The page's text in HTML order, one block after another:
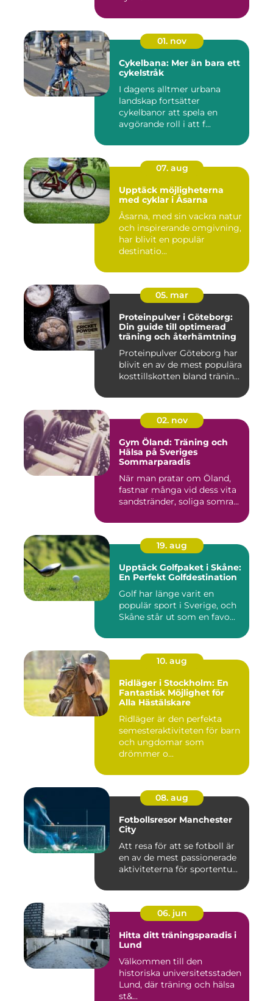
01. nov
Cykelbana: Mer än bara ett
cykelstråk
I dagens alltmer urbana
landskap fortsätter
cykelbanor att spela en
avgörande roll i att f...
07. aug
Upptäck möjligheterna
med cyklar i Åsarna
Åsarna, med sin vackra natur
och inspirerande omgivning,
har blivit en populär
destinatio...
05. mar
Proteinpulver i Göteborg:
Din guide till optimerad
träning och återhämtning
Proteinpulver Göteborg har
blivit en av de mest populära
kosttillskotten bland tränin...
02. nov
Gym Öland: Träning och
Hälsa på Sveriges
Sommarparadis
När man pratar om Öland,
fastnar många vid dess vita
sandstränder, soliga somra...
19. aug
Upptäck Golfpaket i Skåne:
En Perfekt Golfdestination
Golf har länge varit en
populär sport i Sverige, och
Skåne står ut som en favo...
10. aug
Ridläger i Stockholm: En
Fantastisk Möjlighet för
Alla Hästälskare
Ridläger är den perfekta
semesteraktiviteten för barn
och ungdomar som
drömmer o...
08. aug
Fotbollsresor Manchester
City
Att resa för att se fotboll är
en av de mest passionerade
aktiviteterna för sportentu...
06. jun
Hitta ditt träningsparadis i
Lund
Välkommen till den
historiska universitetsstaden
Lund, där träning och hälsa
st&...